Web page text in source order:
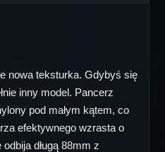
nowa teksturka. Gdybyś się
inny model. Pancerz
pod małym kątem, co
efektywnego wzrasta o
długą 88mm z